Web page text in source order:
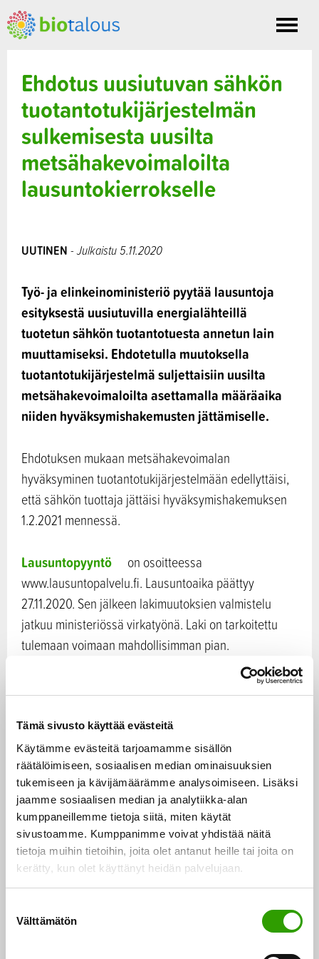
Tämä sivusto käyttää evästeitä
Käytämme evästeitä tarjoamamme sisällön
räätälöimiseen, sosiaalisen median ominaisuuksien
tukemiseen ja kävijämäärämme analysoimiseen. Lisäksi
jaamme sosiaalisen median ja analytiikka-alan
kumppaneillemme tietoja siitä, miten käytät
sivustoamme. Kumppanimme voivat yhdistää näitä
tietoja muihin tietoihin, joita olet antanut heille tai joita on
kerätty, kun olet käyttänyt heidän palvelujaan.
Välttämätön
Toggle
Ehdotus uusiutuvan sähkön
tuotantotukijärjestelmän
sulkemisesta uusilta
metsähakevoimaloilta
lausuntokierrokselle
UUTINEN - Julkaistu 5.11.2020
Työ- ja elinkeinoministeriö pyytää lausuntoja
esityksestä uusiutuvilla energialähteillä
tuotetun sähkön tuotantotuesta annetun lain
muuttamiseksi. Ehdotetulla muutoksella
tuotantotukijärjestelmä suljettaisiin uusilta
metsähakevoimaloilta asettamalla määräaika
niiden hyväksymishakemusten jättämiselle.
Ehdotuksen mukaan metsähakevoimalan
hyväksyminen tuotantotukijärjestelmään edellyttäisi,
että sähkön tuottaja jättäisi hyväksymishakemuksen
1.2.2021 mennessä.
Lausuntopyyntö
on osoitteessa
www.lausuntopalvelu.fi. Lausuntoaika päättyy
27.11.2020. Sen jälkeen lakimuutoksien valmistelu
jatkuu ministeriössä virkatyönä. Laki on tarkoitettu
tulemaan voimaan mahdollisimman pian.
sulkeminen on tarkoitus ajoittaa niin, että komission
antama ja 22.3.2021 päättyvä tukijärjestelmän
valtiontukihyväksyntä (notifikaatio) on vielä voimassa.
Ehdotetulla sulkemisella ei ole vaikutusta niiden
metsähakevoimaloiden tukeen, jotka on jo hyväksytty
tai hyväksytään tukijärjestelmään 1.2.2021 mennessä
jätetyn hyväksymishakemuksen perusteella. Näille
tukea maksetaan tuotantotukilaissa ja -asetuksessa
säädetyn mukaisesti 12 vuoden tukiajan loppuun asti.